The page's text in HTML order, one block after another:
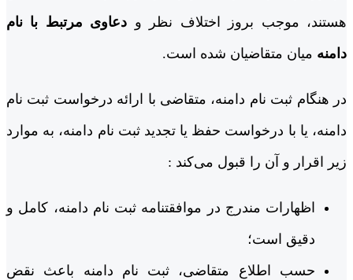
هستند، موجب بروز اختلاف نظر و دعاوی مرتبط با نام
دامنه میان متقاضیان شده است.
در هنگام ثبت نام دامنه، متقاضی با ارائه درخواست ثبت نام‌
دامنه، یا با درخواست حفظ یا تجدید ثبت نام‌ دامنه، به موارد
زیر اقرار و آن را قبول می‌کند :
اظهارات مندرج در موافقتنامه ثبت نام دامنه، کامل و
دقیق است؛
حسب اطلاع متقاضی، ثبت نام ‌دامنه باعث نقض